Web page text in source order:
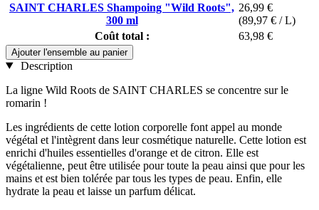
SAINT CHARLES Shampoing "Wild Roots",
300 ml
26,99 €
(89,97 € / L)
Coût total :
63,98 €
Ajouter l'ensemble au panier
Description
La ligne Wild Roots de SAINT CHARLES se concentre sur le
romarin !
Les ingrédients de cette lotion corporelle font appel au monde
végétal et l'intègrent dans leur cosmétique naturelle. Cette lotion est
enrichi d'huiles essentielles d'orange et de citron. Elle est
végétalienne, peut être utilisée pour toute la peau ainsi que pour les
mains et est bien tolérée par tous les types de peau. Enfin, elle
hydrate la peau et laisse un parfum délicat.